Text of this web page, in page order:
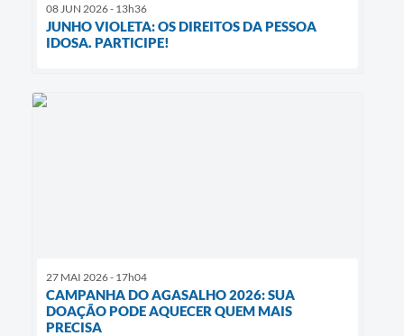
08 JUN 2026 - 13h36
JUNHO VIOLETA: OS DIREITOS DA PESSOA
IDOSA. PARTICIPE!
27 MAI 2026 - 17h04
CAMPANHA DO AGASALHO 2026: SUA
DOAÇÃO PODE AQUECER QUEM MAIS
PRECISA